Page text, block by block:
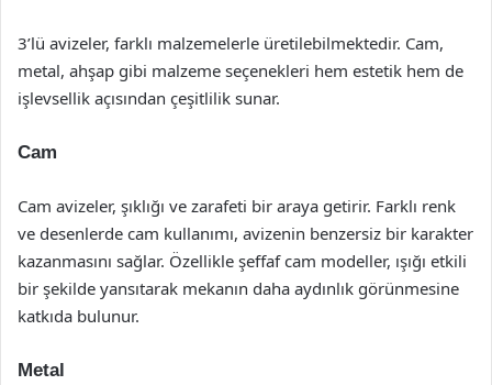
3’lü avizeler, farklı malzemelerle üretilebilmektedir. Cam,
metal, ahşap gibi malzeme seçenekleri hem estetik hem de
işlevsellik açısından çeşitlilik sunar.
Cam
Cam avizeler, şıklığı ve zarafeti bir araya getirir. Farklı renk
ve desenlerde cam kullanımı, avizenin benzersiz bir karakter
kazanmasını sağlar. Özellikle şeffaf cam modeller, ışığı etkili
bir şekilde yansıtarak mekanın daha aydınlık görünmesine
katkıda bulunur.
Metal